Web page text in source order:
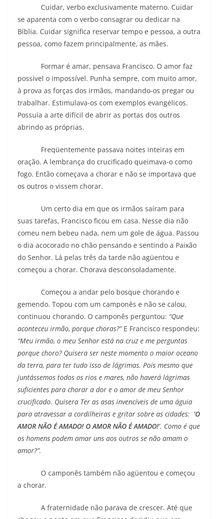
Cuidar, verbo exclusivamente materno. Cuidar
se aparenta com o verbo consagrar ou dedicar na
Bíblia. Cuidar significa reservar tempo e pessoa, a outra
pessoa, como fazem principalmente, as mães.
Formar é amar, pensava Francisco. O amor faz
possível o impossível. Punha sempre, com muito amor,
à prova as forças dos irmãos, mandando-os pregar ou
trabalhar. Estimulava-os com exemplos evangélicos.
Possuía a arte difícil de abrir as portas dos outros
abrindo as próprias.
Freqüentemente passava noites inteiras em
oração. A lembrança do crucificado queimava-o como
fogo. Então começava a chorar e não se importava que
os outros o vissem chorar.
Um certo dia em que os irmãos saíram para
suas tarefas, Francisco ficou em casa. Nesse dia não
comeu nem bebeu nada, nem um gole de água. Passou
o dia acocorado no chão pensando e sentindo a Paixão
do Senhor. Lá pelas três da tarde não agüentou e
começou a chorar. Chorava desconsoladamente.
Começou a andar pelo bosque chorando e
gemendo. Topou com um camponês e não se calou,
continuou chorando. O camponês perguntou: “Que
aconteceu irmão, porque choras?”E Francisco respondeu:
“Meu irmão, o meu Senhor está na cruz e me perguntas
porque choro? Quisera ser neste momento o maior oceano
da terra, para ter tudo isso de lágrimas. Pois mesmo que
juntássemos todos os rios e mares, não haverá lágrimas
suficientes para chorar a dor e o amor de meu Senhor
crucificado. Quisera Ter as asas invencíveis de uma águia
para atravessar a cordilheiras e gritar sobre as cidades: ‘O
AMOR NÃO É AMADO! O AMOR NÃO É AMADO!’. Como é que
os homens podem amar uns aos outros se não amam o
amor?”.
O camponês também não agüentou e começou
a chorar.
A fraternidade não parava de crescer. Até que